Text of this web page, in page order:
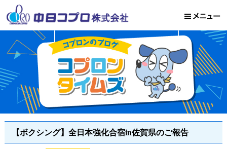
【ボクシング】全日本強化合宿in佐賀県のご報告